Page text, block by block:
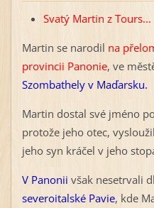
Svatý Martin z Tours...
Martin se narodil na
provincii Panonie, ve
Szombathely v Maďarsku.
Martin dostal své jméno
protože jeho otec,
jeho syn kráčel v jeho
V Panonii však nesetrvali
severoitalské Pavie, kde